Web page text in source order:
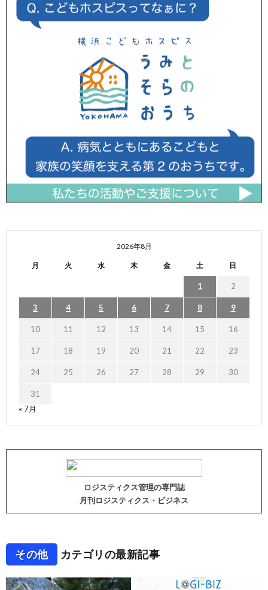
2026年8月
月 火 水 木 金 土 日
1 2
3 4 5 6 7 8 9
10 11 12 13 14 15 16
17 18 19 20 21 22 23
24 25 26 27 28 29 30
31
« 7月
ロジスティクス管理の専門誌
月刊ロジスティクス・ビジネス
その他 カテゴリの最新記事